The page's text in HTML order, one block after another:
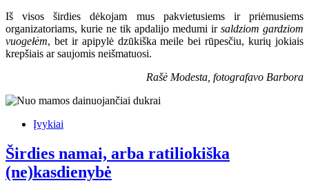
Iš visos širdies dėkojam mus pakvietusiems ir priėmusiems
organizatoriams, kurie ne tik apdalijo medumi ir saldziom gardziom
vuogełėm, bet ir apipylė dzūkiška meile bei rūpesčiu, kurių jokiais
krepšiais ar saujomis neišmatuosi.
Rašė Modesta, fotografavo Barbora
Įvykiai
Širdies namai, arba ratiliokiška
(ne)kasdienybė